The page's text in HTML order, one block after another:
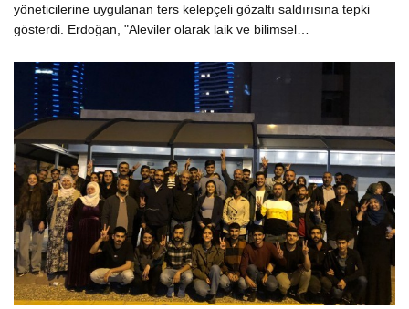
yöneticilerine uygulanan ters kelepçeli gözaltı saldırısına tepki
gösterdi. Erdoğan, "Aleviler olarak laik ve bilimsel…